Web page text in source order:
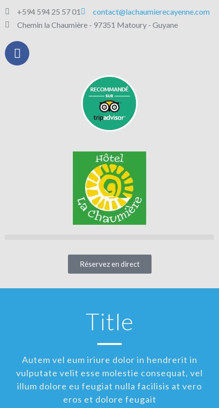
+594 594 25 57 01
contact@lachaumierecayenne.com
Chemin la Chaumière - 97351 Matoury - Guyane
Réservez en direct
Title
Autem vel eum iriure dolor in hendrerit in
vulputate velit esse molestie consequat, vel
illum dolore eu feugiat nulla facilisis at vero
eros et dolore feugait